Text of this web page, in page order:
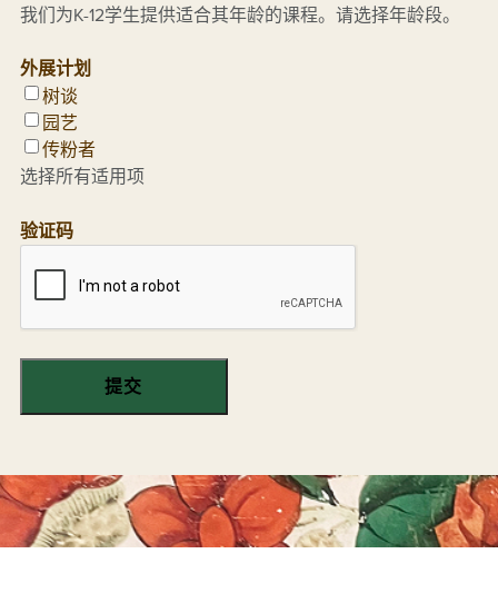
我们为K-12学生提供适合其年龄的课程。请选择年龄段。
外展计划
树谈
园艺
传粉者
选择所有适用项
验证码